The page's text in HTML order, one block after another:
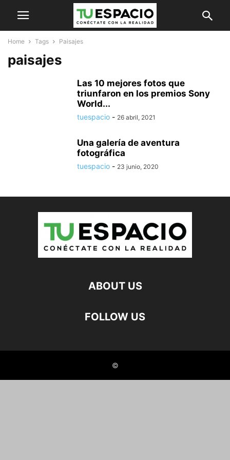
Home Tags Paisajes
paisajes
Las 10 mejores fotos que
triunfaron en los premios Sony
World...
tuespacio - 26 abril, 2021
Una galería de aventura
fotográfica
tuespacio - 23 junio, 2020
ABOUT US
FOLLOW US
©